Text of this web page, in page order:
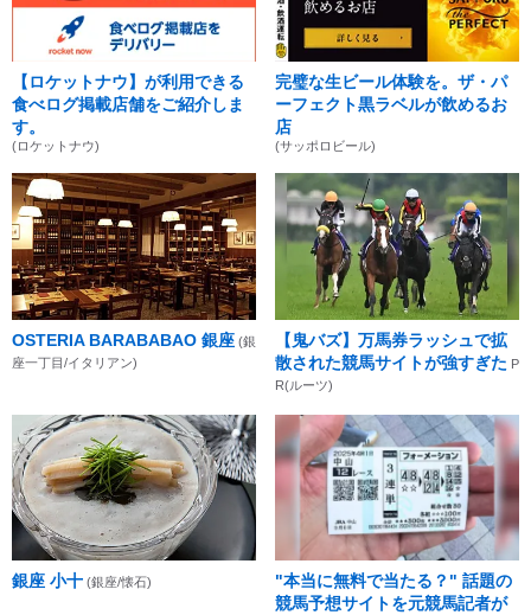
【ロケットナウ】が利用できる
食べログ掲載店舗をご紹介しま
す。
(ロケットナウ)
完璧な生ビール体験を。ザ・パ
ーフェクト黒ラベルが飲めるお
店
(サッポロビール)
OSTERIA BARABABAO 銀座 (銀
座一丁目/イタリアン)
【鬼バズ】万馬券ラッシュで拡
散された競馬サイトが強すぎた P
R(ルーツ)
銀座 小十 (銀座/懐石)
"本当に無料で当たる？" 話題の
競馬予想サイトを元競馬記者が